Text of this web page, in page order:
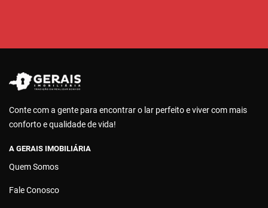
Conte com a gente para encontrar o lar perfeito e viver com mais
conforto e qualidade de vida!
A GERAIS IMOBILIÁRIA
Quem Somos
Fale Conosco